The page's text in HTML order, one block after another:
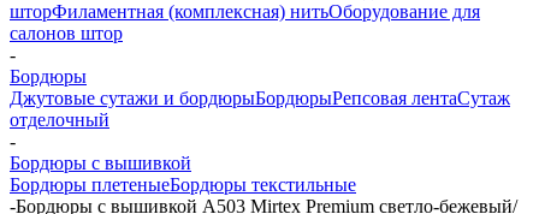
шторФиламентная (комплексная) нитьОборудование для
салонов штор
-
Бордюры
Джутовые сутажи и бордюрыБордюрыРепсовая лентаСутаж
отделочный
-
Бордюры с вышивкой
Бордюры плетеныеБордюры текстильные
-Бордюры с вышивкой A503 Mirtex Premium светло-бежевый/